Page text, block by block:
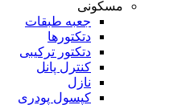
مسکونی
جعبه طبقات
دتکتورها
دتکتور ترکیبی
کنترل پانل
نازل
کپسول پودری